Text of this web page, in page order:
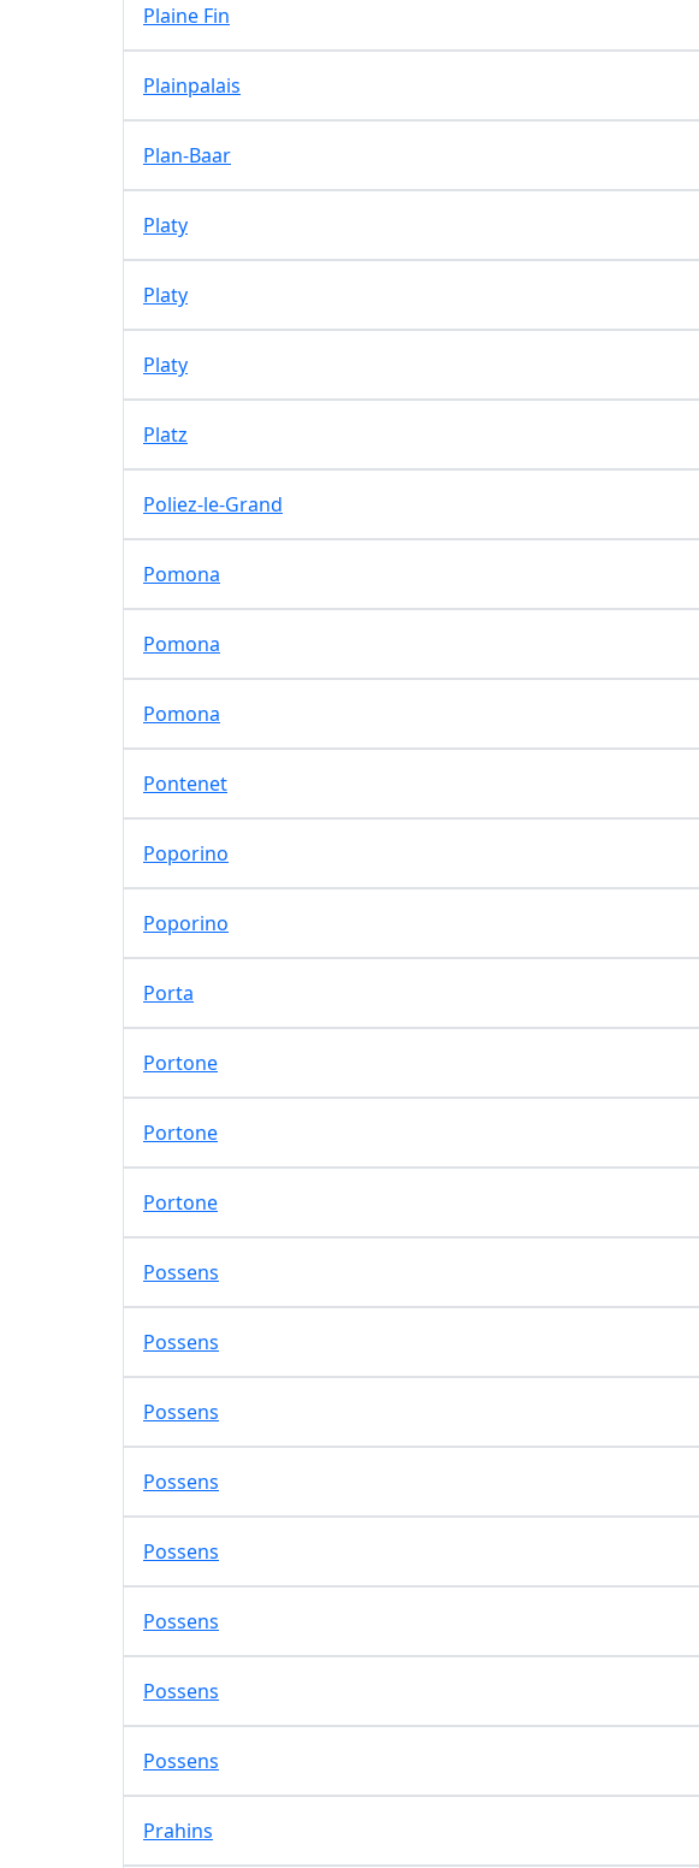
Plaine Fin
Plainpalais
Plan-Baar
Platy
Platy
Platy
Platz
Poliez-le-Grand
Pomona
Pomona
Pomona
Pontenet
Poporino
Poporino
Porta
Portone
Portone
Portone
Possens
Possens
Possens
Possens
Possens
Possens
Possens
Possens
Prahins